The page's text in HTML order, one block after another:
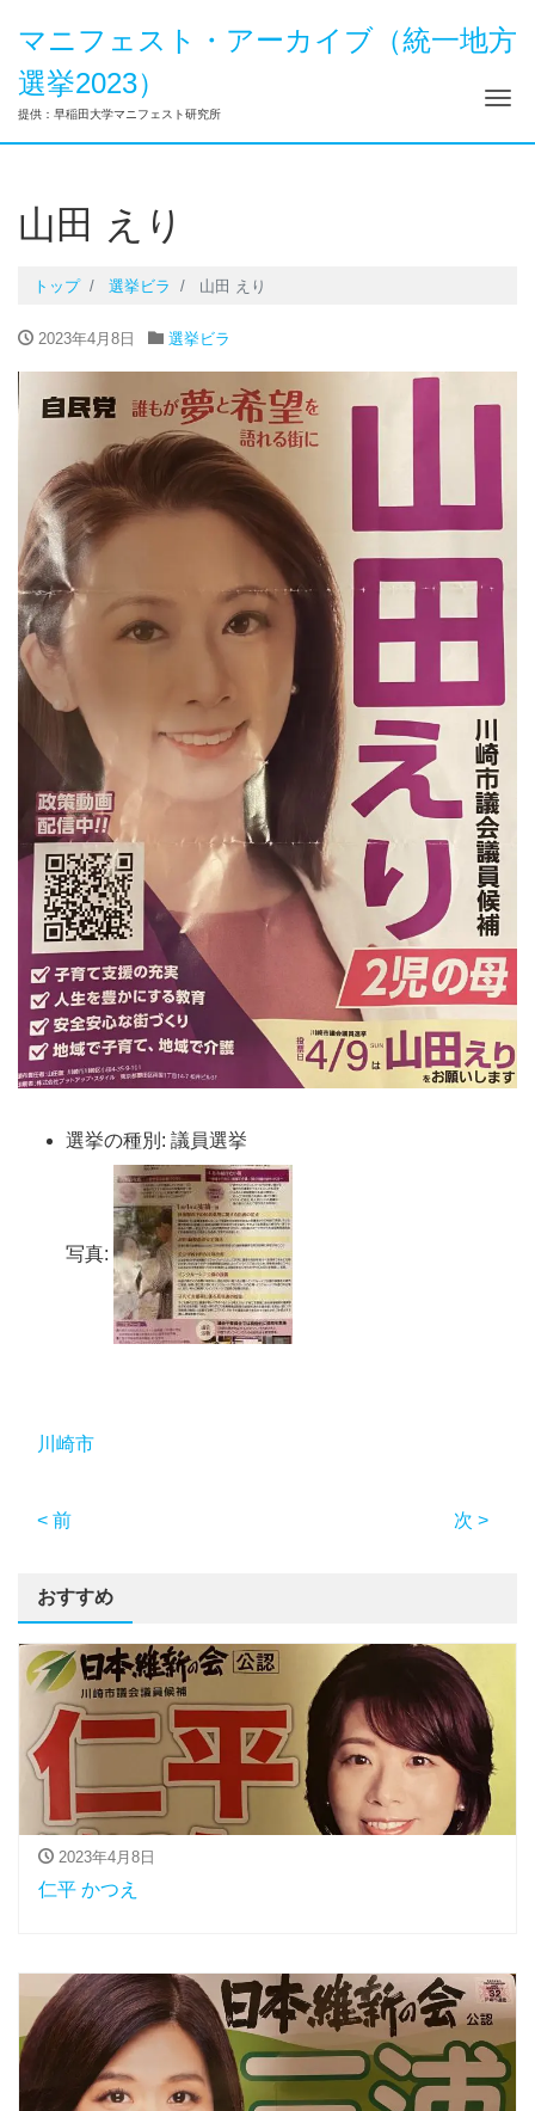
マニフェスト・アーカイブ（統一地方
選挙2023）
提供：早稲田大学マニフェスト研究所 ナ
山田 えり
トップ 選挙ビラ 山田 えり
2023年4月8日 選挙ビラ
選挙の種別: 議員選挙
写真:
川崎市
< 前 次 >
おすすめ
2023年4月8日
仁平 かつえ